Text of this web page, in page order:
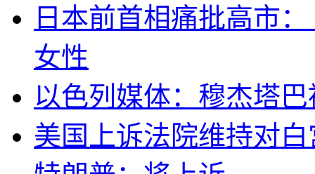
日本前首相痛批高市
女性
以色列媒体：穆杰塔
美国上诉法院维持对